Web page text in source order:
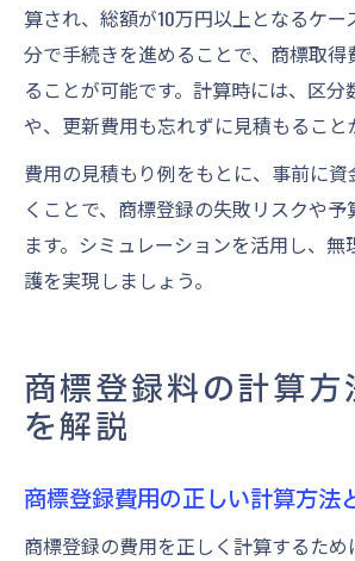
算され、総額が10万円以上となるケー
分で手続きを進めることで、商標取得
ることが可能です。計算時には、区分
や、更新費用も忘れずに見積もること
費用の見積もり例をもとに、事前に
くことで、商標登録の失敗リスクや
ます。シミュレーションを活用し、
護を実現しましょう。
商標登録料の計算方
を解説
商標登録費用の正しい計算方法
商標登録の費用を正しく計算するた